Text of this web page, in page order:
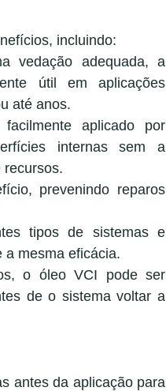
incluindo:
vedação adequada, a
útil em aplicações
até anos.
aplicado por
internas sem a
recursos.
prevenindo reparos
tipos de sistemas e
a mesma eficácia.
o óleo VCI pode ser
de o sistema voltar a
antes da aplicação para